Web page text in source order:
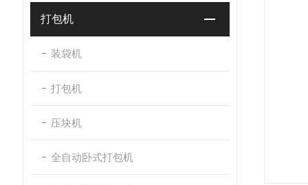
打包机
装袋机
打包机
压块机
全自动卧式打包机